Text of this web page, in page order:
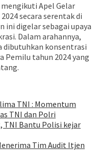
Apel Gelar
secara serentak di
ini digelar sebagai upaya
Dalam arahannya,
dibutuhkan konsentrasi
Pemilu tahun 2024 yang
TNI : Momentum
TNI dan Polri
TNI Bantu Polisi kejar
Tim Audit Itjen